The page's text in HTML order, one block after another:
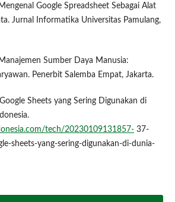
Google Spreadsheet Sebagai Alat
Jurnal Informatika Universitas Pamulang,
Sumber Daya Manusia:
Penerbit Salemba Empat, Jakarta.
Sheets yang Sering Digunakan di
tech/20230109131857-37-
sheets-yang-sering-digunakan-di-dunia-